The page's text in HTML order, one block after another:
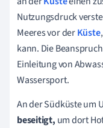
Nutzungsdruck
Meeres vor derKüste
kann. Die
Einleitung von
Wassersport.
An der Südküste um
beseitigt, um dort